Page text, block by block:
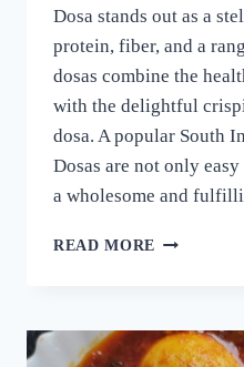
Dosa stands out as a
protein, fiber, and a
dosas combine the
with the delightful
dosa. A popular South
Dosas are not only
a wholesome and
READ MORE ദോശക്ക്
ചെറുപയർ
കൊണ്ട്